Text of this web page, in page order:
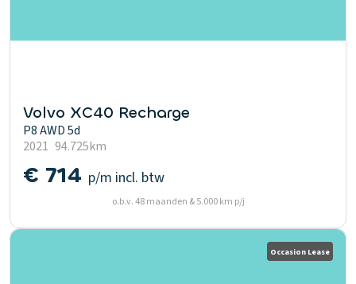
Volvo XC40 Recharge
P8 AWD 5d
2021 94.725km
€ 714 p/m incl. btw
o.b.v. 48 maanden & 5.000 km p/j
Occasion Lease